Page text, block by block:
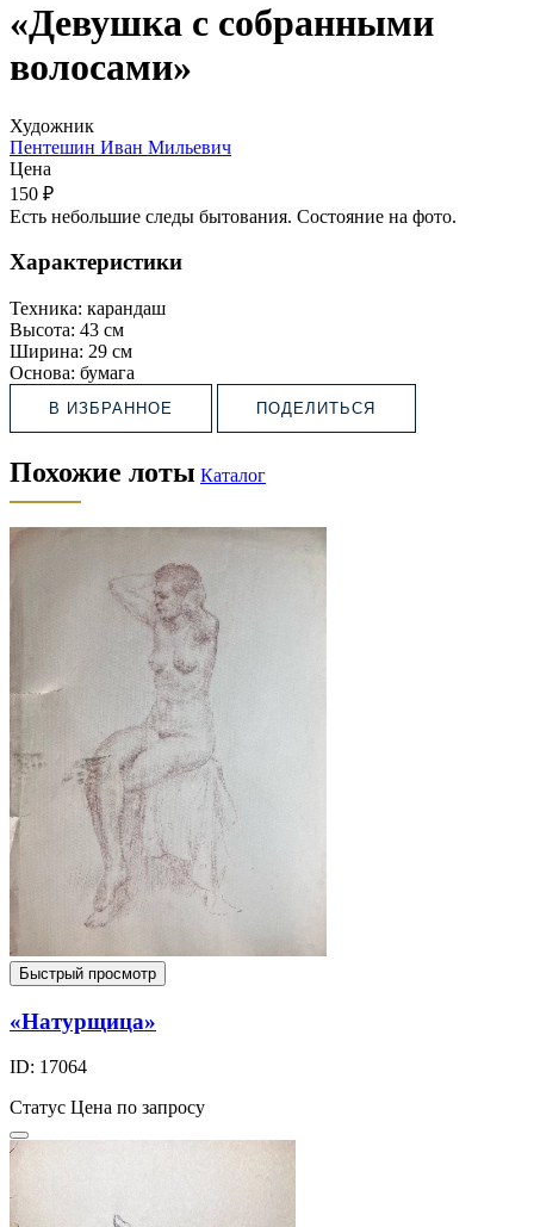
«Девушка с собранными
волосами»
Художник
Пентешин Иван Мильевич
Цена
150 ₽
Есть небольшие следы бытования. Состояние на фото.
Характеристики
Техника: карандаш
Высота: 43 см
Ширина: 29 см
Основа: бумага
В ИЗБРАННОЕ ПОДЕЛИТЬСЯ
Похожие лоты Каталог
Быстрый просмотр
«Натурщица»
ID: 17064
Статус Цена по запросу